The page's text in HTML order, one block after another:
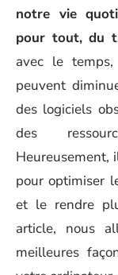
notre vie
pour tout, du
avec le temps,
peuvent
des logiciels
des
Heureusement,
pour optimiser
et le rendre
article, nous
meilleures